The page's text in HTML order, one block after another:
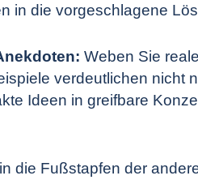
in die vorgeschlagene
Weben Sie
verdeutlichen nicht
Ideen in greifbare
die Fußstapfen der